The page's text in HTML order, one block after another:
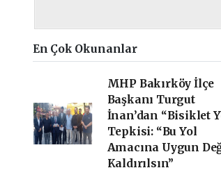
En Çok Okunanlar
MHP Bakırköy İlçe
Başkanı Turgut
İnan’dan “Bisiklet
Tepkisi: “Bu Yol
Amacına Uygun
Kaldırılsın”